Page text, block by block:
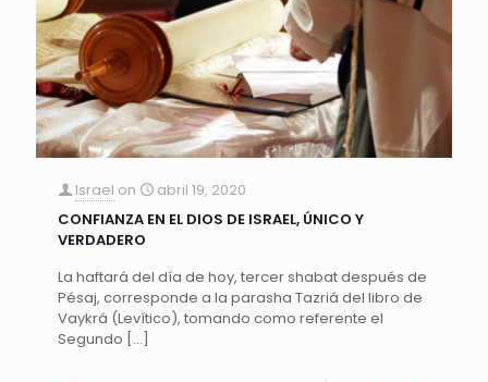
Israel on
abril 19, 2020
CONFIANZA EN EL DIOS DE ISRAEL, ÚNICO Y
VERDADERO
La haftará del día de hoy, tercer shabat después de
Pésaj, corresponde a la parasha Tazriá del libro de
Vaykrá (Levítico), tomando como referente el
Segundo […]